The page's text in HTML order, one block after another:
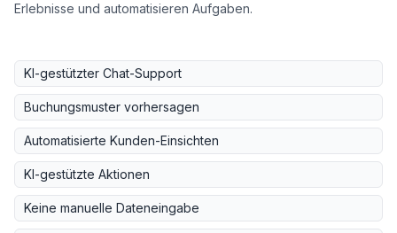
Erlebnisse und automatisieren Aufgaben.
KI-gestützter Chat-Support
Buchungsmuster vorhersagen
Automatisierte Kunden-Einsichten
KI-gestützte Aktionen
Keine manuelle Dateneingabe